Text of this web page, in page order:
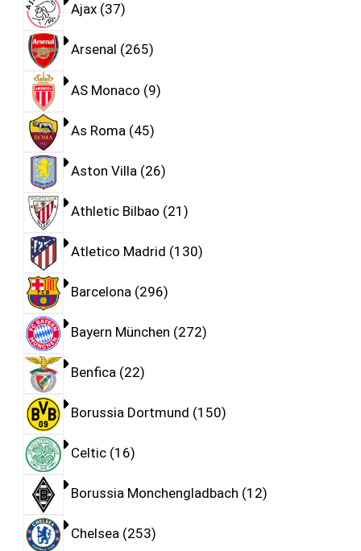
Ajax 37
Arsenal 265
AS Monaco 9
As Roma 45
Aston Villa 26
Athletic Bilbao 21
Atletico Madrid 130
Barcelona 296
Bayern München 272
Benfica 22
Borussia Dortmund 150
Celtic 16
Borussia Monchengladbach 12
Chelsea 253